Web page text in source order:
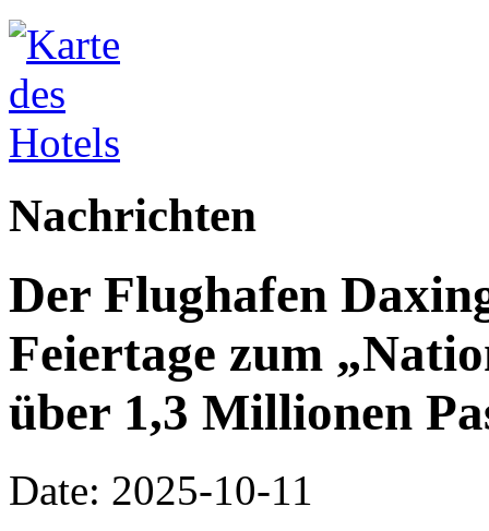
Nachrichten
Der Flughafen
Feiertage zum
über 1,3 Millionen
Date: 2025-10-11